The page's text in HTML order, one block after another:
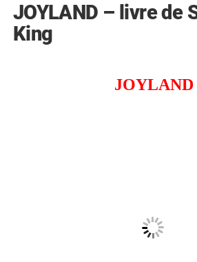
JOYLAND – livre de
King
JOYLAND